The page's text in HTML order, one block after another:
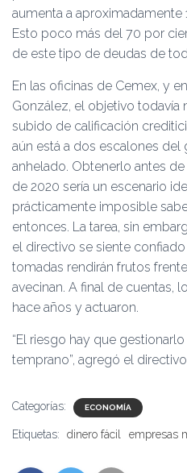
aumenta a
Esto poco más del 70 por
de este tipo de deudas de
En las oficinas de Cemex, y
González, el objetivo todavía
subido de calificación
aún está a dos escalones del
anhelado. Obtenerlo antes
de 2020 sería un escenario
prácticamente imposible
entonces. La tarea, sin
el directivo se siente
tomadas rendirán frutos
avecinan. A final de cuentas,
hace años y actuaron.
“El riesgo hay que
temprano”, agregó el
Categorías: ECONOMÍA
Etiquetas: dinero fácil empresas